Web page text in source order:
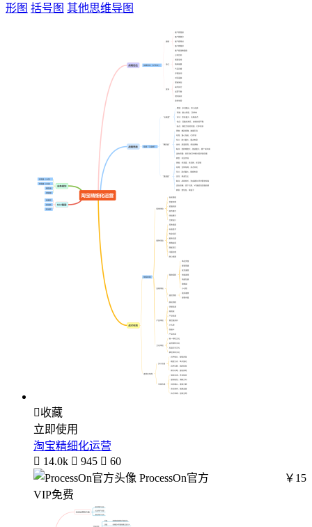
形图 括号图 其他思维导图
收藏
立即使用
淘宝精细化运营
 14.0k  945  60
ProcessOn官方
￥15
VIP免费